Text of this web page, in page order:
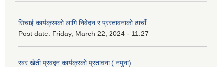
सिचाई कार्यक्रमको लागि निवेदन र प्रस्तावनाको ढाचाँ
Post date: Friday, March 22, 2024 - 11:27
रबर खेती प्रवद्वन कार्यक्रको प्रतावना ( नमुना)